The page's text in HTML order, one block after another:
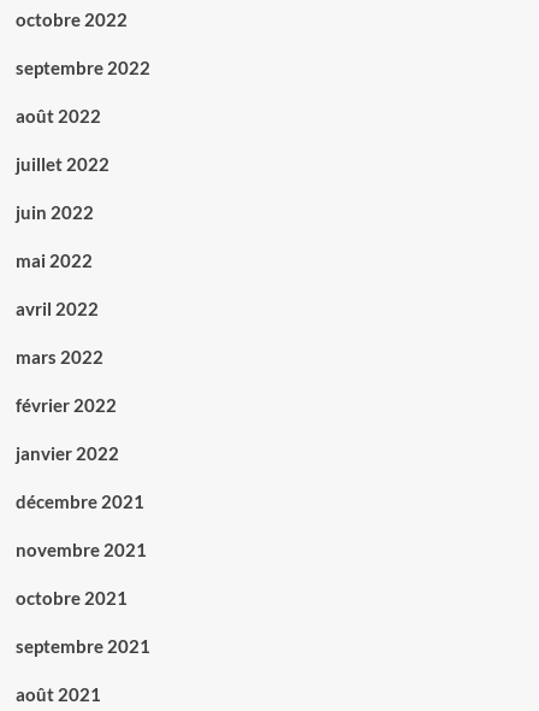
octobre 2022
septembre 2022
août 2022
juillet 2022
juin 2022
mai 2022
avril 2022
mars 2022
février 2022
janvier 2022
décembre 2021
novembre 2021
octobre 2021
septembre 2021
août 2021